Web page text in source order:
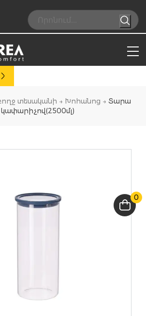
Search:
0
տեսականի → Խոհանոց → Տարա
կափարիչով(2500մլ)